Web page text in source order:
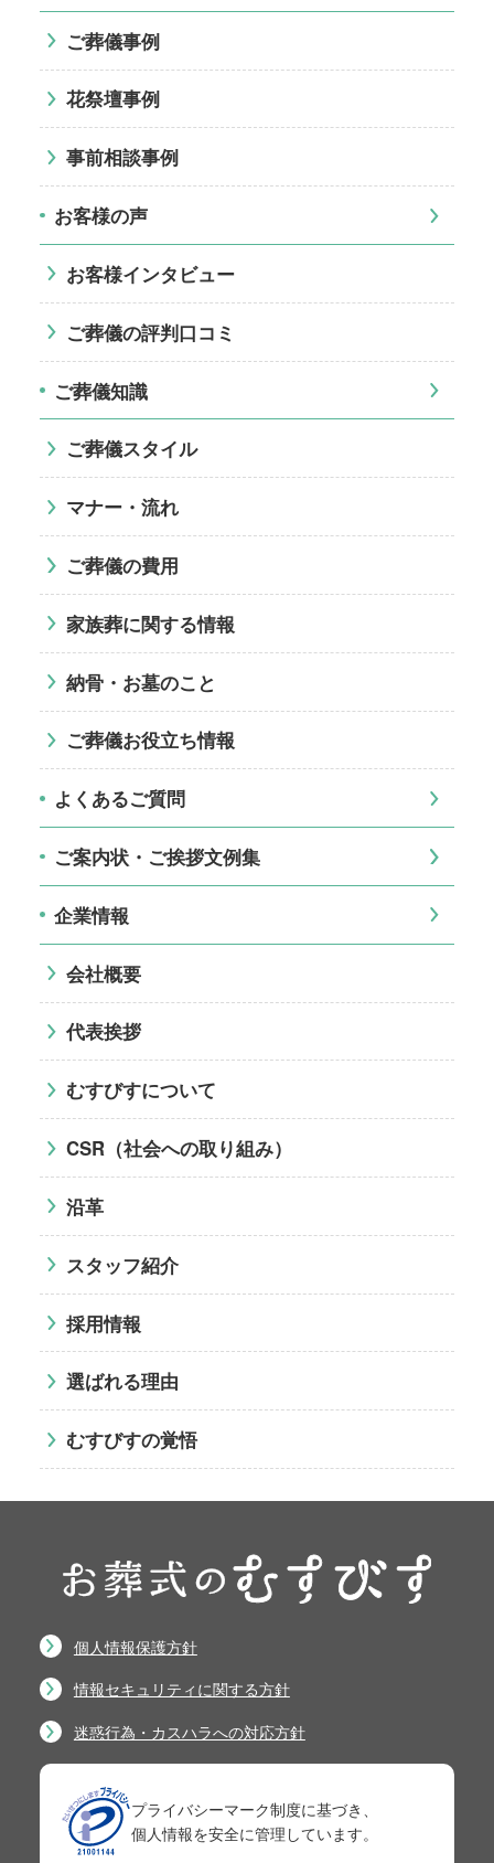
ご葬儀事例
花祭壇事例
事前相談事例
お客様の声
お客様インタビュー
ご葬儀の評判口コミ
ご葬儀知識
ご葬儀スタイル
マナー・流れ
ご葬儀の費用
家族葬に関する情報
納骨・お墓のこと
ご葬儀お役立ち情報
よくあるご質問
ご案内状・ご挨拶文例集
企業情報
会社概要
代表挨拶
むすびすについて
CSR（社会への取り組み）
沿革
スタッフ紹介
採用情報
選ばれる理由
むすびすの覚悟
個人情報保護方針
情報セキュリティに関する方針
迷惑行為・カスハラへの対応方針
プライバシーマーク制度に基づき、
個人情報を安全に管理しています。